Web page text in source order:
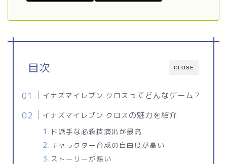
CLOSE
目次
イナズマイレブン クロス ってどんなゲーム？
イナズマイレブン クロス の魅力を紹介
ド派手な必殺技演出が最高
キャラクター育成の自由度が高い
ストーリーが熱い